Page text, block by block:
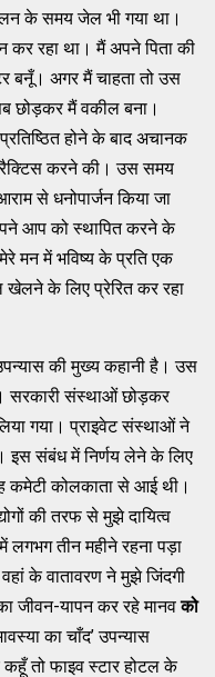
के समय जेल भी गया था।
कर रहा था। मैं अपने पिता की
बनूँ। अगर मैं चाहता तो उस
छोड़कर मैं वकील बना।
होने के बाद अचानक
प्रैक्टिस करने की। उस समय
से धनोपार्जन किया जा
आप को स्थापित करने के
मन में भविष्य के प्रति एक
के लिए प्रेरित कर रहा
की मुख्य कहानी है। उस
सरकारी संस्थाओं छोड़कर
गया। प्राइवेट संस्थाओं ने
इस संबंध में निर्णय लेने के लिए
कमेटी कोलकाता से आई थी।
की तरफ से मुझे दायित्व
लगभग तीन महीने रहना पड़ा
के वातावरण ने मुझे जिंदगी
जीवन-यापन कर रहे मानवको
का चाँद’ उपन्यास
तो फाइव स्टार होटल के